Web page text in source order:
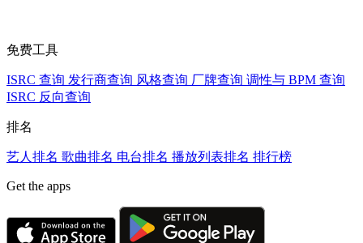
免费工具
ISRC 查询 发行商查询 风格查询 厂牌查询 调性与 BPM 查询
ISRC 反向查询
排名
艺人排名 歌曲排名 电台排名 播放列表排名 排行榜
Get the apps